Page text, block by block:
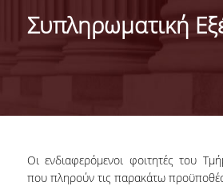
ABOUT THE DEPARTMENT
ADMINISTRATION
SPECIAL TECHNICAL AND
Συπληρωματική
Οι ενδιαφερόμενοι φοιτητές του
που πληρούν τις παρακάτω